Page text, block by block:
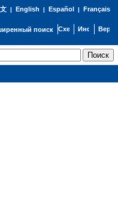
| English | Español | Français
поиск